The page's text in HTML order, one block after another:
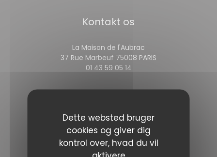
Dette websted bruger
cookies og giver dig
kontrol over, hvad du vil
Kontakt os
La Maison de l'Aubrac
37 Rue Marbeuf 75008 PARIS
01 43 59 05 14
Facebook ((åbner i et nyt vindue))
Instagram ((åbner i et nyt
NYHEDSBREV